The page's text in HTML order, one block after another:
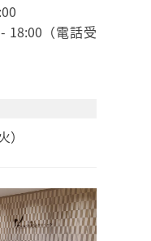
18:00（電話受